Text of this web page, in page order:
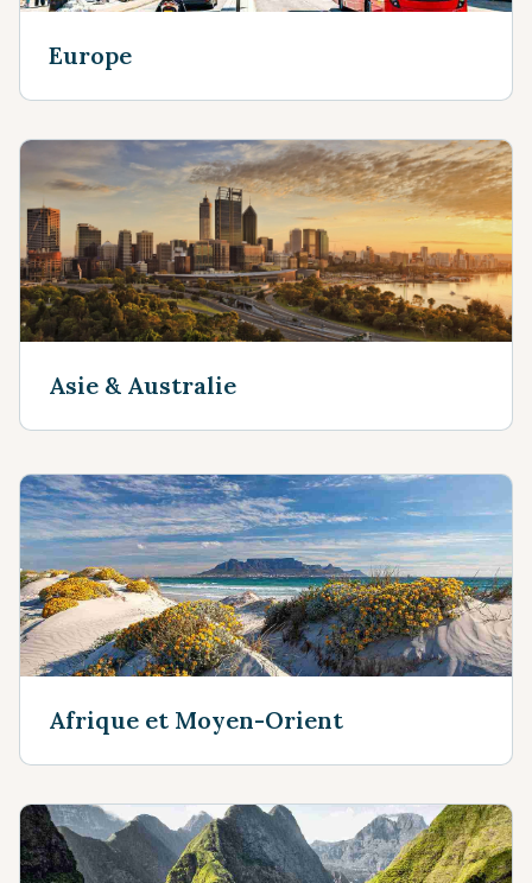
Europe
Asie & Australie
Afrique et Moyen-Orient